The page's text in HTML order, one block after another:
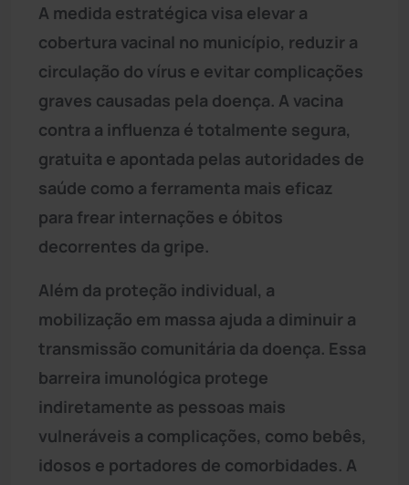
A medida estratégica visa elevar a
cobertura vacinal no município, reduzir a
circulação do vírus e evitar complicações
graves causadas pela doença. A vacina
contra a influenza é totalmente segura,
gratuita e apontada pelas autoridades de
saúde como a ferramenta mais eficaz
para frear internações e óbitos
decorrentes da gripe.
Além da proteção individual, a
mobilização em massa ajuda a diminuir a
transmissão comunitária da doença. Essa
barreira imunológica protege
indiretamente as pessoas mais
vulneráveis a complicações, como bebês,
idosos e portadores de comorbidades. A